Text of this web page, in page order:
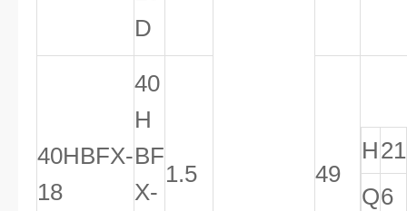
D
40HBFX-
18
40
H
BF
X-
1.5 49
H21
Q6